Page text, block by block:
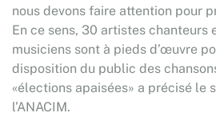
nous devons faire attention pour
En ce sens, 30 artistes chanteurs
musiciens sont à pieds d’œuvre
disposition du public des
«élections apaisées» a précisé le
l’ANACIM.